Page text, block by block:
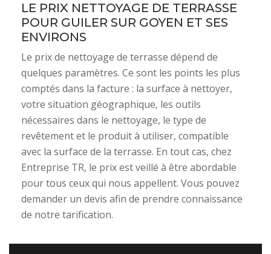
LE PRIX NETTOYAGE DE TERRASSE
POUR GUILER SUR GOYEN ET SES
ENVIRONS
Le prix de nettoyage de terrasse dépend de
quelques paramètres. Ce sont les points les plus
comptés dans la facture : la surface à nettoyer,
votre situation géographique, les outils
nécessaires dans le nettoyage, le type de
revêtement et le produit à utiliser, compatible
avec la surface de la terrasse. En tout cas, chez
Entreprise TR, le prix est veillé à être abordable
pour tous ceux qui nous appellent. Vous pouvez
demander un devis afin de prendre connaissance
de notre tarification.